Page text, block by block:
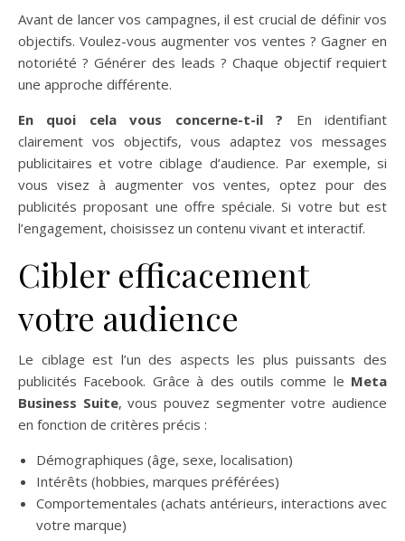
Avant de lancer vos campagnes, il est crucial de définir vos
objectifs. Voulez-vous augmenter vos ventes ? Gagner en
notoriété ? Générer des leads ? Chaque objectif requiert
une approche différente.
En quoi cela vous concerne-t-il ? En identifiant
clairement vos objectifs, vous adaptez vos messages
publicitaires et votre ciblage d’audience. Par exemple, si
vous visez à augmenter vos ventes, optez pour des
publicités proposant une offre spéciale. Si votre but est
l’engagement, choisissez un contenu vivant et interactif.
Cibler efficacement
votre audience
Le ciblage est l’un des aspects les plus puissants des
publicités Facebook. Grâce à des outils comme le Meta
Business Suite, vous pouvez segmenter votre audience
en fonction de critères précis :
Démographiques (âge, sexe, localisation)
Intérêts (hobbies, marques préférées)
Comportementales (achats antérieurs, interactions avec
votre marque)